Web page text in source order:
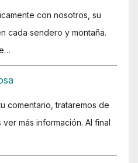
con nosotros, su
cada sendero y montaña.
comentario, trataremos de
más información. Al final